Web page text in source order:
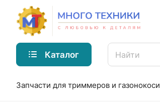
Каталог
Запчасти для триммеров и